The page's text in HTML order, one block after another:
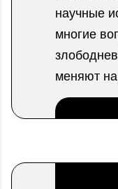
научные
многие
меняют
.